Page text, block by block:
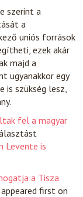
szerint a
a
uniós források
ezek akár
majd a
ugyanakkor egy
is szükség lesz,
fel a magyar
Levente is
a Tisza
appeared first on